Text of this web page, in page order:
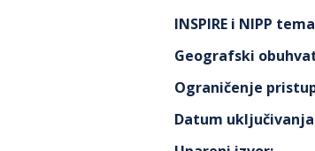
INSPIRE i NIPP
Geografski
Ograničenje
Datum uključivanja